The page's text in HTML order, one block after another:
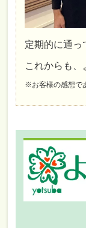
定期的に通っ
これからも、
※お客様の感想で